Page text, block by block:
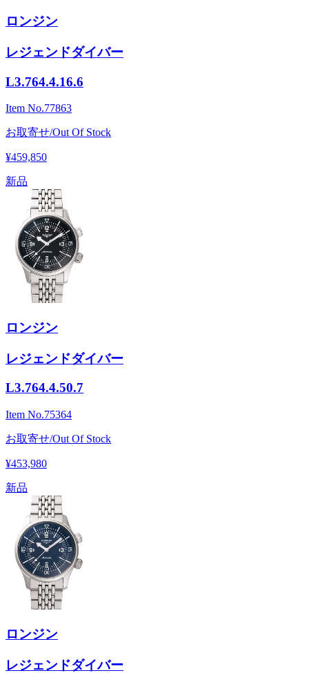
ロンジン
レジェンドダイバー
L3.764.4.16.6
Item No.77863
お取寄せ/Out Of Stock
¥459,850
新品
ロンジン
レジェンドダイバー
L3.764.4.50.7
Item No.75364
お取寄せ/Out Of Stock
¥453,980
新品
ロンジン
レジェンドダイバー